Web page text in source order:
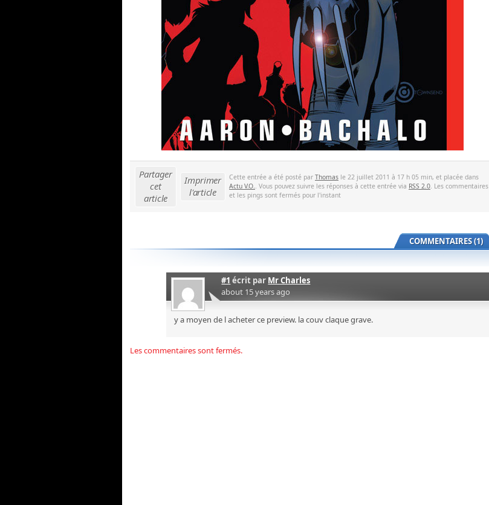
Partager
cet
article
Imprimer
l'article
Cette entrée a été posté par Thomas le 22 juillet 2011 à 17 h 05 min, et placée dans
Actu V.O.
. Vous pouvez suivre les réponses à cette entrée via RSS 2.0 . Les commentaires
et les pings sont fermés pour l'instant
COMMENTAIRES (1)
#1 écrit par Mr Charles
about 15 years ago
y a moyen de l acheter ce preview. la couv claque grave.
Les commentaires sont fermés.